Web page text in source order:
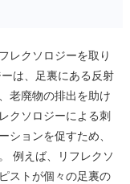
レクソロジーを取り
は、足裏にある反射
老廃物の排出を助け
クソロジーによる刺
ョンを促すため、
例えば、リフレクソ
ストが個々の足裏の